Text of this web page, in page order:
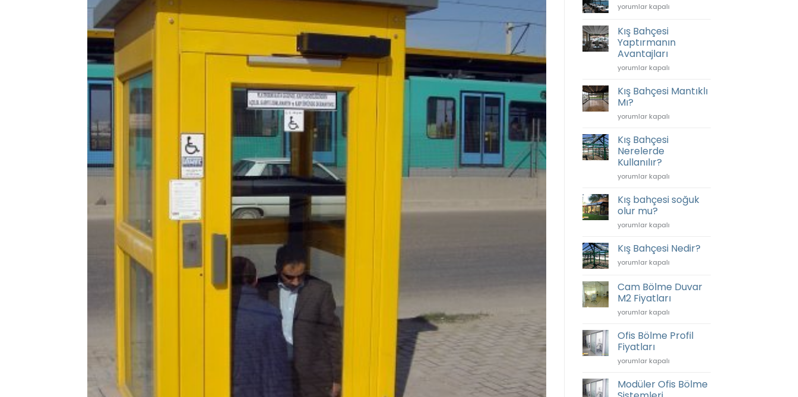
Olur?
Cafe
Bahçesi
için
yorumlar kapalı
Kış Bahçesi
Yaptırmanın
Avantajları
Kış
Yaptırmanın
Avantajları
için
yorumlar kapalı
Kış Bahçesi Mantıklı
Mı?
Kış
Mantıklı
Mı?
için
yorumlar kapalı
Kış Bahçesi
Nerelerde
Kullanılır?
Kış
Nerelerde
Kullanılır?
için
yorumlar kapalı
Kış bahçesi soğuk
olur mu?
Kış
soğuk
olur
mu?
yorumlar kapalı
Kış Bahçesi Nedir?
Kış
Nedir?
için
yorumlar kapalı
Cam Bölme Duvar
M2 Fiyatları
Cam
Duvar
M2
Fiyatları
için
yorumlar kapalı
Ofis Bölme Profil
Fiyatları
Ofis
Profil
Fiyatları
yorumlar kapalı
Modüler Ofis Bölme